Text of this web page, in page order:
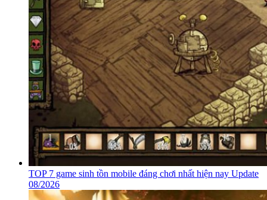
TOP 7 game sinh tồn mobile đáng chơi nhất hiện nay Update
08/2026